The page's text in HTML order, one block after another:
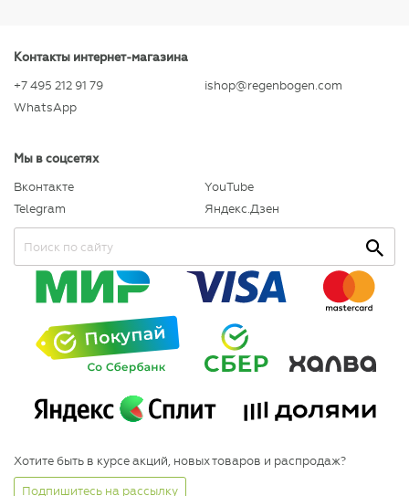
Контакты интернет-магазина
+7 495 212 91 79
WhatsApp
ishop@regenbogen.com
Мы в соцсетях
Вконтакте
Telegram
YouTube
Яндекс.Дзен
Хотите быть в курсе акций, новых товаров и распродаж?
Подпишитесь на рассылку